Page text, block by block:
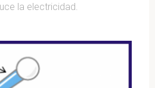
la electricidad.